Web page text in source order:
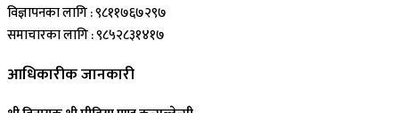
विज्ञापनका लागि : ९८११७६७२९७
समाचारका लागि : ९८५२८३१४१७
आधिकारीक जानकारी